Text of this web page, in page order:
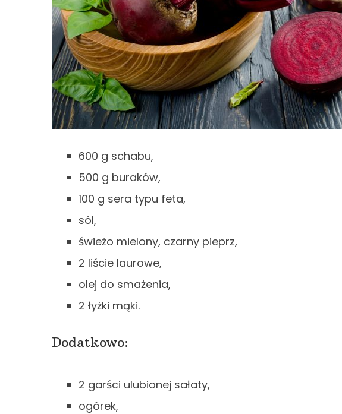
600 g schabu,
500 g buraków,
100 g sera typu feta,
sól,
świeżo mielony, czarny pieprz,
2 liście laurowe,
olej do smażenia,
2 łyżki mąki.
Dodatkowo:
2 garści ulubionej sałaty,
ogórek,